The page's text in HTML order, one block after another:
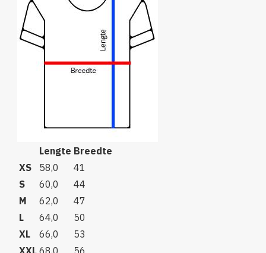
Lengte Breedte
XS
58,0
41
S
60,0
44
M
62,0
47
L
64,0
50
XL
66,0
53